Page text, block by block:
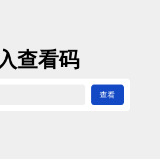
查看码